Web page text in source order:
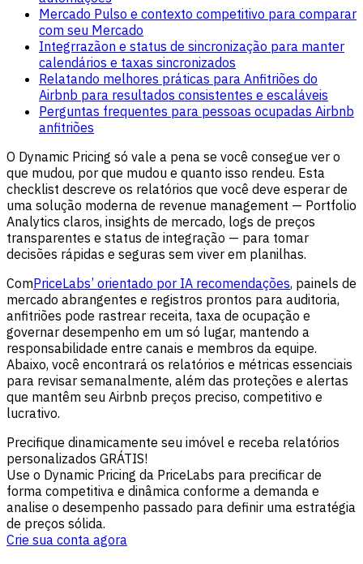
Mercado Pulso e contexto competitivo para comparar
com seu Mercado
Integrrazãon e status de sincronização para manter
calendários e taxas sincronizados
Relatando melhores práticas para Anfitriões do
Airbnb para resultados consistentes e escaláveis
Perguntas frequentes para pessoas ocupadas Airbnb
anfitriões
O Dynamic Pricing só vale a pena se você consegue ver o
que mudou, por que mudou e quanto isso rendeu. Esta
checklist descreve os relatórios que você deve esperar de
uma solução moderna de revenue management — Portfolio
Analytics claros, insights de mercado, logs de preços
transparentes e status de integração — para tomar
decisões rápidas e seguras sem viver em planilhas.
ComPriceLabs’ orientado por IA recomendações, painels de
mercado abrangentes e registros prontos para auditoria,
anfitriões pode rastrear receita, taxa de ocupação e
governar desempenho em um só lugar, mantendo a
responsabilidade entre canais e membros da equipe.
Abaixo, você encontrará os relatórios e métricas essenciais
para revisar semanalmente, além das proteções e alertas
que mantêm seu Airbnb preços preciso, competitivo e
lucrativo.
Precifique dinamicamente seu imóvel e receba relatórios
personalizados GRÁTIS!
Use o Dynamic Pricing da PriceLabs para precificar de
forma competitiva e dinâmica conforme a demanda e
analise o desempenho passado para definir uma estratégia
de preços sólida.
Crie sua conta agora